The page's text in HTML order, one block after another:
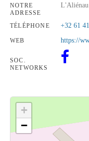
NOTRE
ADRESSE
TÉLÉPHONE +32 61
WEB https://
SOC.
NETWORKS
+
−